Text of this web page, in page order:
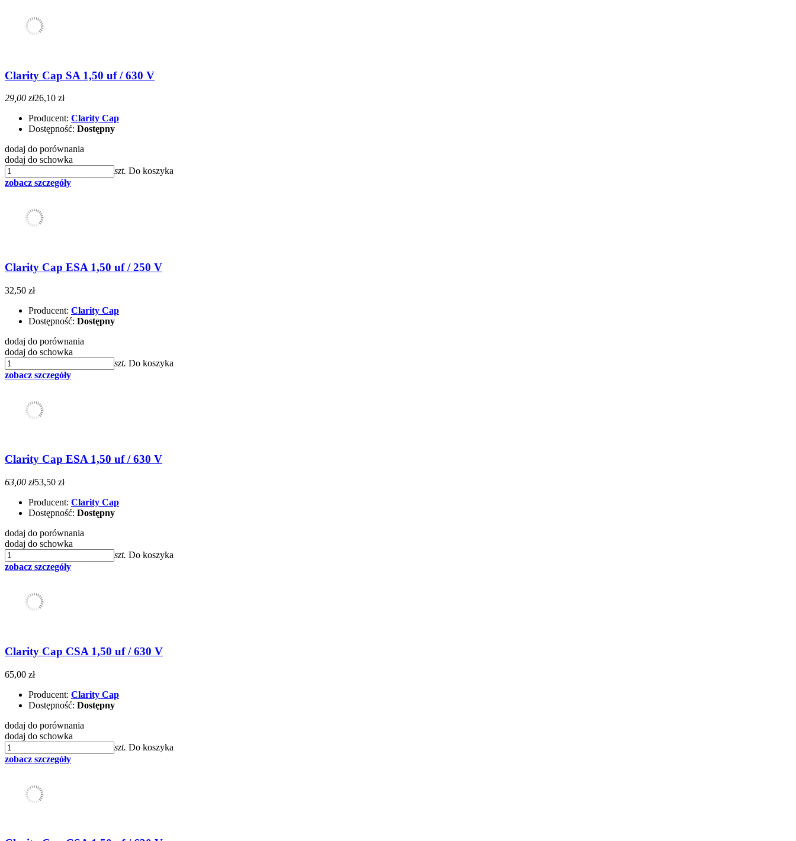
Clarity Cap SA 1,50 uf / 630 V
29,00 zł26,10 zł
Producent: Clarity Cap
Dostępność: Dostępny
dodaj do porównania
dodaj do schowka
szt. Do koszyka
zobacz szczegóły
Clarity Cap ESA 1,50 uf / 250 V
32,50 zł
Producent: Clarity Cap
Dostępność: Dostępny
dodaj do porównania
dodaj do schowka
szt. Do koszyka
zobacz szczegóły
Clarity Cap ESA 1,50 uf / 630 V
63,00 zł53,50 zł
Producent: Clarity Cap
Dostępność: Dostępny
dodaj do porównania
dodaj do schowka
szt. Do koszyka
zobacz szczegóły
Clarity Cap CSA 1,50 uf / 630 V
65,00 zł
Producent: Clarity Cap
Dostępność: Dostępny
dodaj do porównania
dodaj do schowka
szt. Do koszyka
zobacz szczegóły